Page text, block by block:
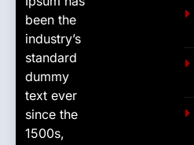
been the
industry’s
standard
dummy
text ever
since the
1500s,